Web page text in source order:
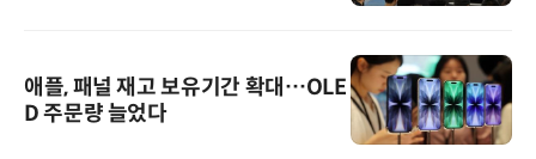
애플, 패널 재고 보유기간 확대…OLE
D 주문량 늘었다